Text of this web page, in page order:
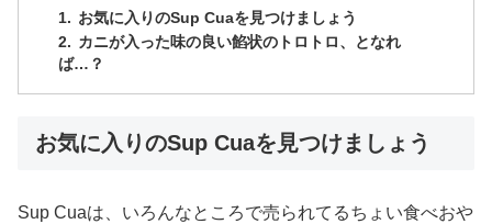
お気に入りのSup Cuaを見つけましょう
カニが入った味の良い餡状のトロトロ、となれ
ば…？
お気に入りのSup Cuaを見つけましょう
Sup Cuaは、いろんなところで売られてるちょい食べおや